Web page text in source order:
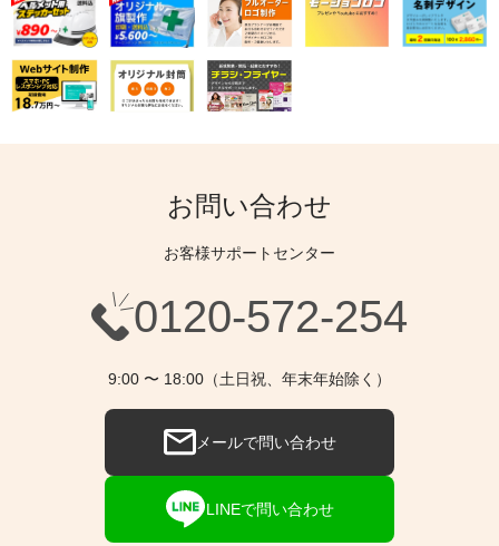
お問い合わせ
お客様サポートセンター
0120-572-254
9:00 〜 18:00（土日祝、年末年始除く）
メールで問い合わせ
LINEで問い合わせ